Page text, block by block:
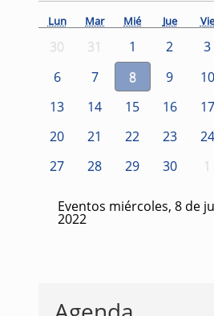
Lun Mar Mié Jue Vie
30 31 1 2 3
6
7 8 9 10
13
14 15 16 17
20
21 22 23 24
27
28 29 30 1
Eventos miércoles, 8 de
2022